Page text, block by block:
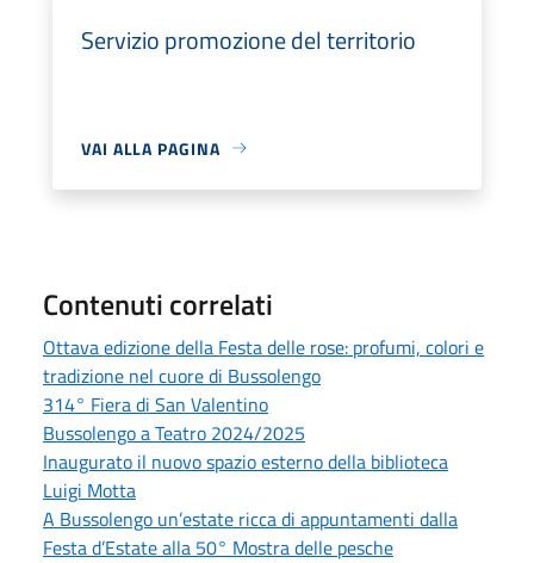
Servizio promozione del territorio
VAI ALLA PAGINA
Contenuti correlati
Ottava edizione della Festa delle rose: profumi, colori e
tradizione nel cuore di Bussolengo
314° Fiera di San Valentino
Bussolengo a Teatro 2024/2025
Inaugurato il nuovo spazio esterno della biblioteca
Luigi Motta
A Bussolengo un’estate ricca di appuntamenti dalla
Festa d’Estate alla 50° Mostra delle pesche